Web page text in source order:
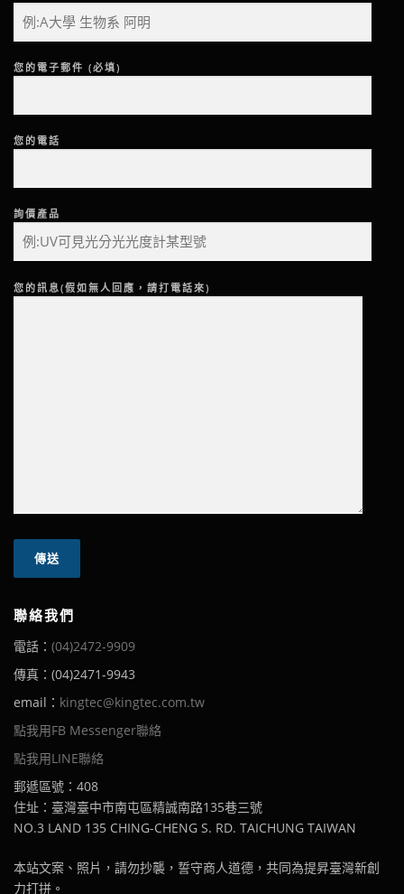
您的電子郵件 (必填)
您的電話
詢價產品
您的訊息(假如無人回應，請打電話來)
聯絡我們
電話： (04)2472-9909
傳真：(04)2471-9943
email： kingtec@kingtec.com.tw
點我用FB Messenger聯絡
點我用LINE聯絡
郵遞區號：408
住址：臺灣臺中市南屯區精誠南路135巷三號
NO.3 LAND 135 CHING-CHENG S. RD. TAICHUNG TAIWAN
本站文案、照片，請勿抄襲，誓守商人道德，共同為提昇臺灣新創
力打拼。